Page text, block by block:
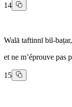
14
Walā taftinnī bil-
et ne m’éprouve pas
15